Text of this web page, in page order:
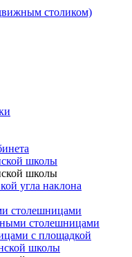
столиком)
школы
школы
угла наклона
столешницами
столешницами
с площадкой
школы